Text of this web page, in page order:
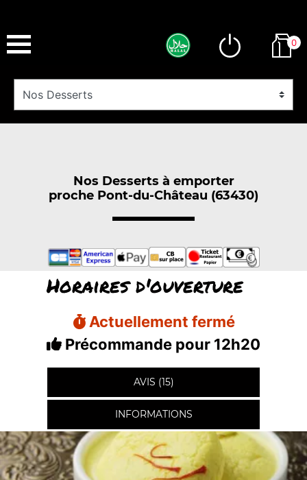
0
Nos Desserts à emporter
proche Pont-du-Château (63430)
Horaires d'ouverture
Actuellement fermé
Précommande pour 12h20
AVIS (15)
INFORMATIONS